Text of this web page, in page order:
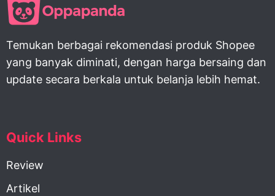
Temukan berbagai rekomendasi produk Shopee
yang banyak diminati, dengan harga bersaing dan
update secara berkala untuk belanja lebih hemat.
Quick Links
Review
Artikel